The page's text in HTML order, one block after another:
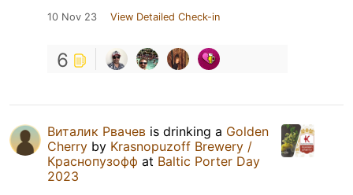
10 Nov 23 View Detailed Check-in
6
Виталик Рвачев is drinking a Golden
Cherry by Krasnopuzoff Brewery /
Краснопузофф at Baltic Porter Day
2023